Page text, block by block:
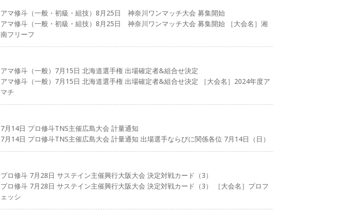
アマ修斗（一般・初級・組技）8月25日 神奈川ワンマッチ大会 募集開始
アマ修斗（一般・初級・組技）8月25日 神奈川ワンマッチ大会 募集開始 ［大会名］湘
南フリーフ
アマ修斗（一般）7月15日 北海道選手権 出場確定者&組合せ決定
アマ修斗（一般）7月15日 北海道選手権 出場確定者&組合せ決定 ［大会名］2024年度ア
マチ
7月14日 プロ修斗TNS主催広島大会 計量通知
7月14日 プロ修斗TNS主催広島大会 計量通知 出場選手ならびに関係各位 7月14日（日）
プロ修斗 7月28日 サステイン主催興行大阪大会 決定対戦カード（3）
プロ修斗 7月28日 サステイン主催興行大阪大会 決定対戦カード（3） ［大会名］プロフ
ェッシ